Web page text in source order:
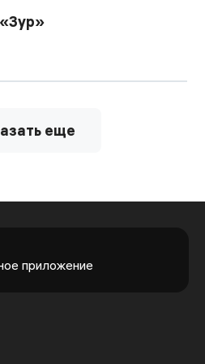
еще
приложение